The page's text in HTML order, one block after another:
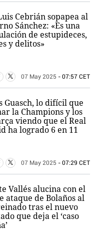
Cebrián sopapea al
Sánchez: «Es una
de estupideces,
y delitos»
07 May 2025 - 07:57 CET
Guasch, lo difícil que
la Champions y los
viendo que el Real
ha logrado 6 en 11
07 May 2025 - 07:29 CET
Vallés alucina con el
ataque de Bolaños al
tras el nuevo
que deja el ‘caso